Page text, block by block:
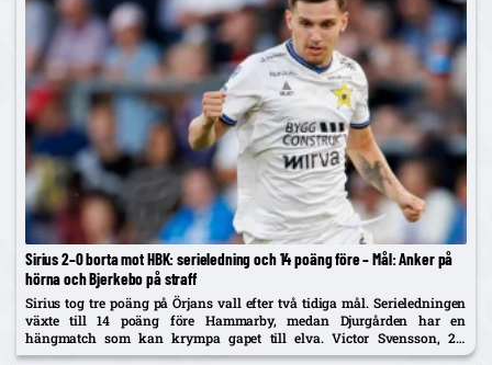
Sirius 2–0 borta mot HBK: serieledning och 14 poäng före – Mål: Anker på
hörna och Bjerkebo på straff
Sirius tog tre poäng på Örjans vall efter två tidiga mål. Serieledningen
växte till 14 poäng före Hammarby, medan Djurgården har en
hängmatch som kan krympa gapet till elva. Victor Svensson, 20,
startade centralt i Melker Heiers frånvaro.